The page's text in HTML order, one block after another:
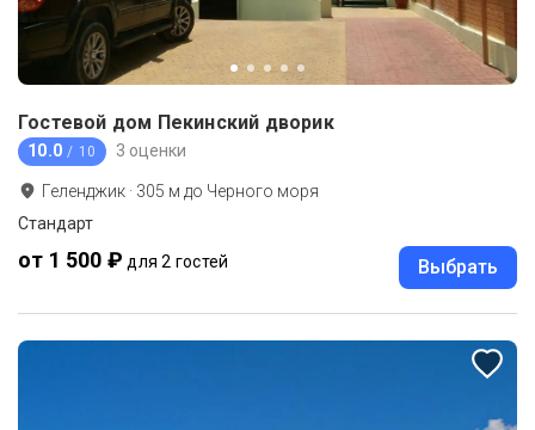
Гостевой дом Пекинский дворик
10.0 / 10 3 оценки
Геленджик · 305 м до Черного моря
Стандарт
от 1 500 ₽ для 2 гостей Выбрать